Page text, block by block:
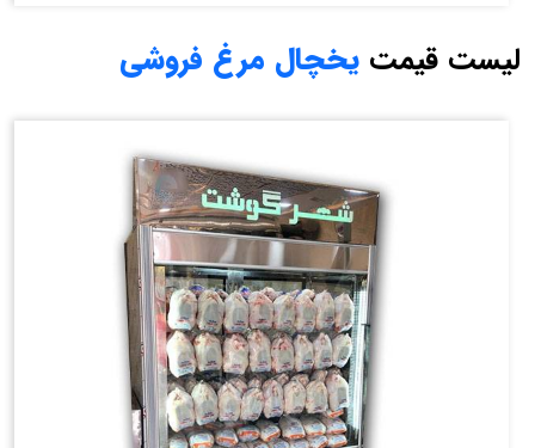
لیست قیمت یخچال مرغ فروشی